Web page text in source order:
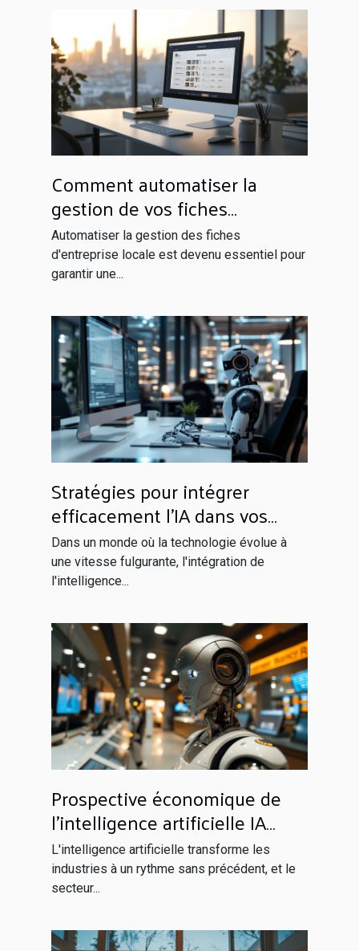
Comment automatiser la
gestion de vos fiches
d'entreprise locale
Automatiser la gestion des fiches
d'entreprise locale est devenu essentiel pour
garantir une...
Stratégies pour intégrer
efficacement l'IA dans vos
opérations quotidiennes
Dans un monde où la technologie évolue à
une vitesse fulgurante, l'intégration de
l'intelligence...
Prospective économique de
l'intelligence artificielle IA
dans le secteur bancaire
avantages et défis
L'intelligence artificielle transforme les
industries à un rythme sans précédent, et le
secteur...